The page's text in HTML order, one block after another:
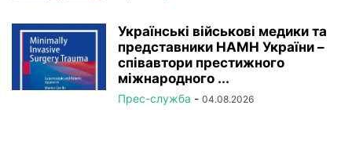
Українські військові медики та
представники НАМН України –
співавтори престижного
міжнародного ...
Прес-служба - 04.08.2026